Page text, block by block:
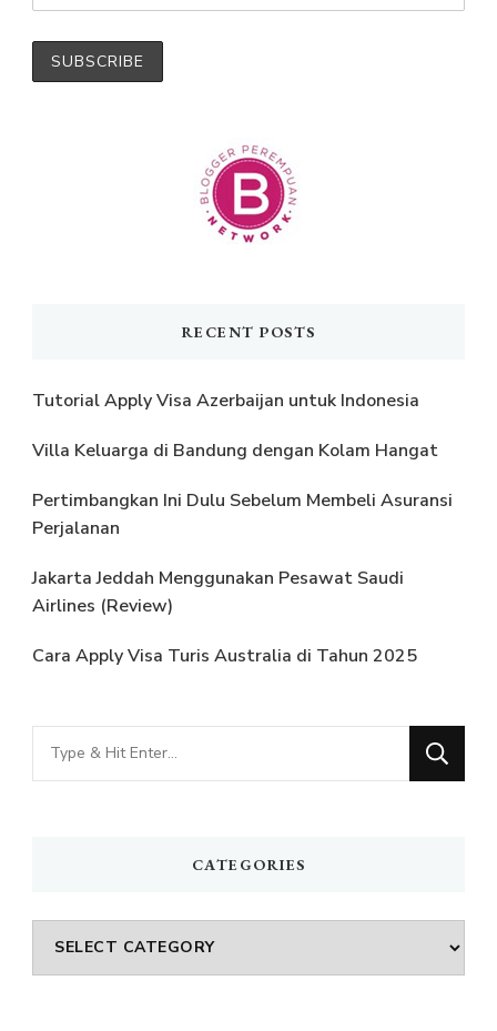
RECENT POSTS
Tutorial Apply Visa Azerbaijan untuk Indonesia
Villa Keluarga di Bandung dengan Kolam Hangat
Pertimbangkan Ini Dulu Sebelum Membeli Asuransi
Perjalanan
Jakarta Jeddah Menggunakan Pesawat Saudi
Airlines (Review)
Cara Apply Visa Turis Australia di Tahun 2025
Looking
for
CATEGORIES
Categories